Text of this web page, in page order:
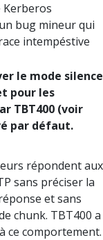
bug mineur qui
intempéstive
le mode silence
pour les
TBT400 (voir
par défaut.
répondent aux
sans préciser la
et sans
chunk. TBT400 a
ce comportement.